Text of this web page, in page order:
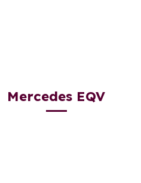
Mercedes EQV